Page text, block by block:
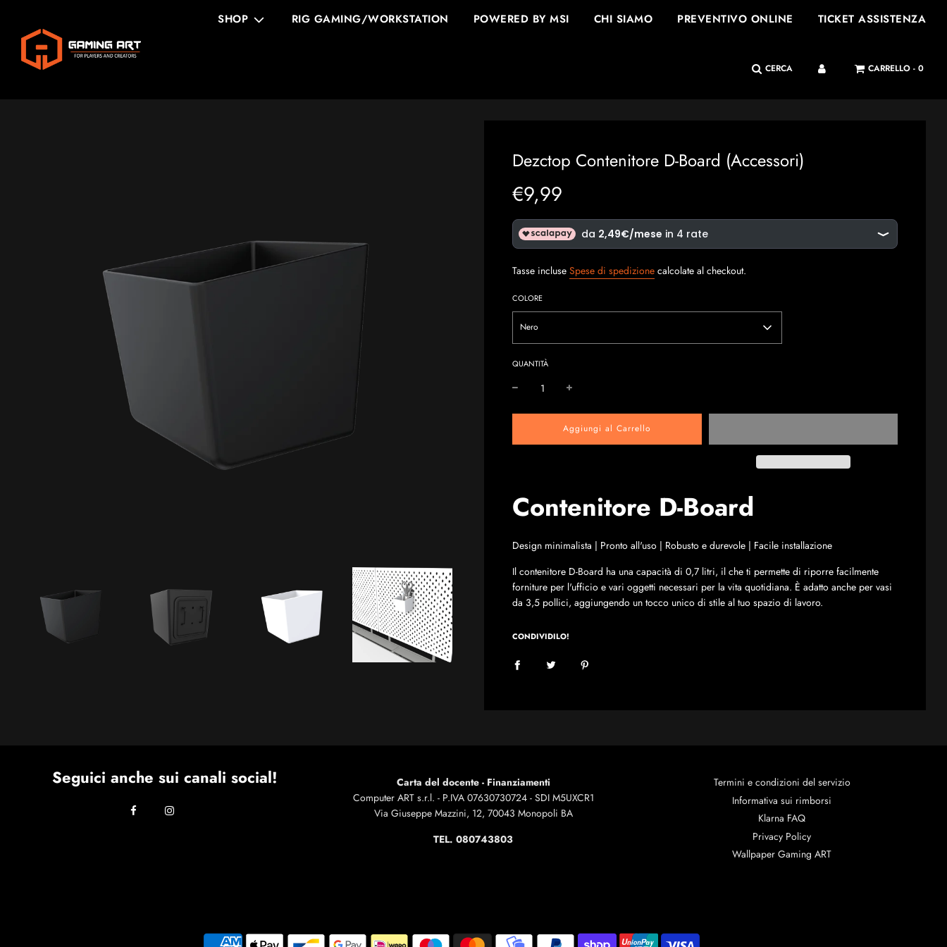
SHOP RIG GAMING/WORKSTATION POWERED BY MSI CHI SIAMO PREVENTIVO ONLINE TICKET ASSISTENZA
CERCA CARRELLO - 0
Dezctop Contenitore D-Board (Accessori)
Prezzo
in
sconto
Prezzo
originale
€9,99
Tasse incluse Spese di spedizione calcolate al checkout.
COLORE
Nero
QUANTITÀ
Aggiungi al Carrello
Contenitore D-Board
Design minimalista | Pronto all'uso | Robusto e durevole | Facile installazione
Il contenitore D-Board ha una capacità di 0,7 litri, il che ti permette di riporre facilmente
forniture per l'ufficio e vari oggetti necessari per la vita quotidiana. È adatto anche per vasi
da 3,5 pollici, aggiungendo un tocco unico di stile al tuo spazio di lavoro.
CONDIVIDILO!
Seguici anche sui canali social!
Carta del docente - Finanziamenti
Computer ART s.r.l. - P.IVA 07630730724 - SDI M5UXCR1
Via Giuseppe Mazzini, 12, 70043 Monopoli BA
TEL. 080743803
Termini e condizioni del servizio
Informativa sui rimborsi
Klarna FAQ
Privacy Policy
Wallpaper Gaming ART